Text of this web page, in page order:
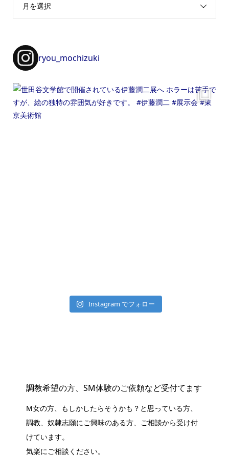
月を選択
ryou_mochizuki
Instagram でフォロー
調教希望の方、SM体験のご依頼など受付てます
M女の方、もしかしたらそうかも？と思っている方、
調教、奴隷志願にご興味のある方、ご相談から受け付
けています。
気楽にご相談ください。